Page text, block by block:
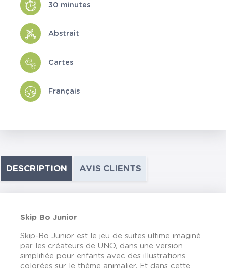
30 minutes
Abstrait
Cartes
Français
DESCRIPTION AVIS CLIENTS
Skip Bo Junior
Skip-Bo Junior est le jeu de suites ultime imaginé
par les créateurs de UNO, dans une version
simplifiée pour enfants avec des illustrations
colorées sur le thème animalier. Et dans cette